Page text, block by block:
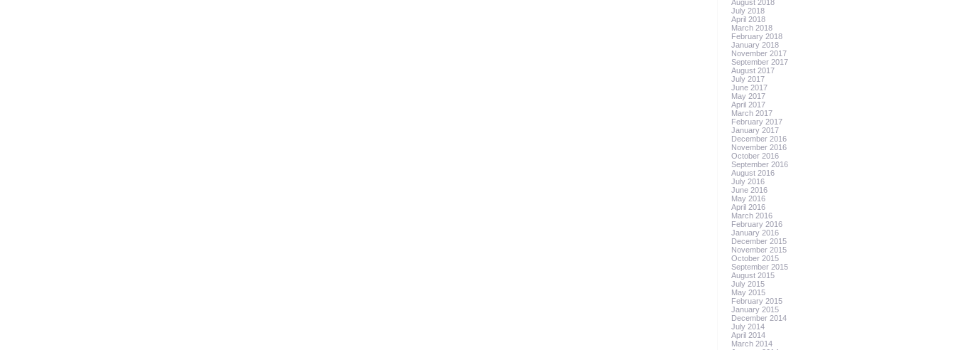
August 2018
July 2018
April 2018
March 2018
February 2018
January 2018
November 2017
September 2017
August 2017
July 2017
June 2017
May 2017
April 2017
March 2017
February 2017
January 2017
December 2016
November 2016
October 2016
September 2016
August 2016
July 2016
June 2016
May 2016
April 2016
March 2016
February 2016
January 2016
December 2015
November 2015
October 2015
September 2015
August 2015
July 2015
May 2015
February 2015
January 2015
December 2014
July 2014
April 2014
March 2014